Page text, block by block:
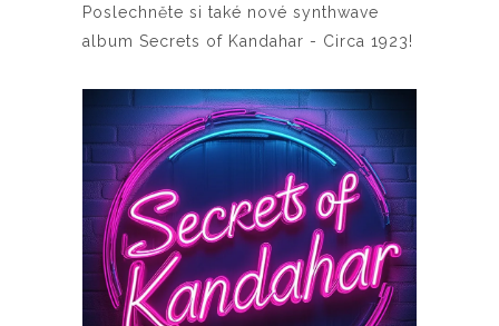
Poslechněte si také nové synthwave
album Secrets of Kandahar - Circa 1923!